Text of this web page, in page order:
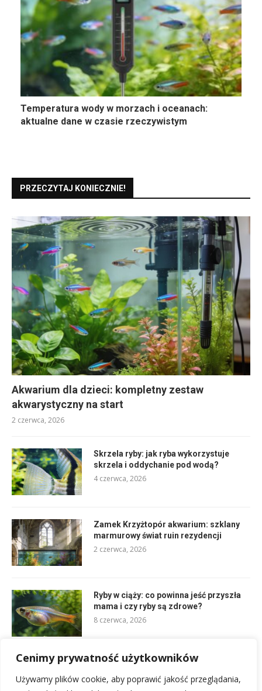
Cenimy prywatność użytkowników
Używamy plików cookie, aby poprawić jakość przeglądania,
Temperatura wody w morzach i oceanach:
aktualne dane w czasie rzeczywistym
PRZECZYTAJ KONIECZNIE!
Akwarium dla dzieci: kompletny zestaw
akwarystyczny na start
2 czerwca, 2026
Skrzela ryby: jak ryba wykorzystuje
skrzela i oddychanie pod wodą?
4 czerwca, 2026
Zamek Krzyżtopór akwarium: szklany
marmurowy świat ruin rezydencji
2 czerwca, 2026
Ryby w ciąży: co powinna jeść przyszła
mama i czy ryby są zdrowe?
8 czerwca, 2026
W jakiej temperaturze giną bakterie?
Legionella, pranie i higiena tkanin